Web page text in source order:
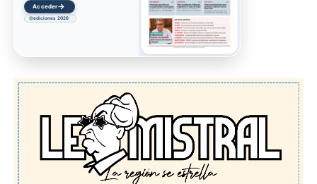
Acceder→
ediciones 2026